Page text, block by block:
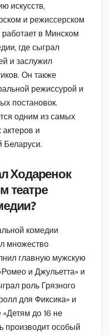
искусств,
и режиссерском
работает в Минском
где сыграл
и заслужил
Он также
режиссурой и
постановок.
одним из самых
и
Беларуси.
Ходаренок
театре
комедии
множество
главную мужскую
и Джульетта» и
роль Грязного
для Фиксика» и
«Детям до 16 не
производит особый